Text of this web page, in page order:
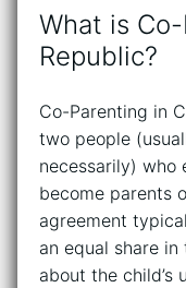
What is
Republic?
Co-Parenting in
two people
necessarily) who
become parents
agreement
an equal share
about the child’s